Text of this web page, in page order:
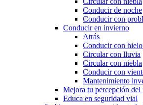
Conducir de noche
Conducir con
Conducir en invierno
Atrás
Conducir con
Circular con lluvia
Circular con niebla
Conducir con
Mantenimiento
Mejora tu percepción del
Educa en seguridad vial